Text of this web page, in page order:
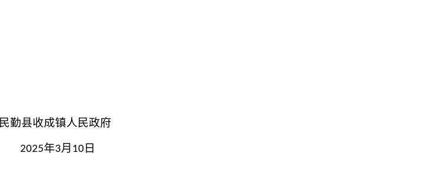
民勤县收成镇人民政府
2025年3月 10日